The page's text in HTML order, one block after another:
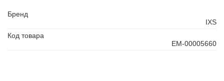
Бренд
IXS
Код товара
ЕМ-00005660